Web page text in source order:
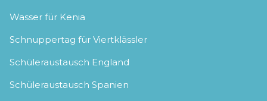
Wasser für Kenia
Schnuppertag für Viertklässler
Schüleraustausch England
Schüleraustausch Spanien